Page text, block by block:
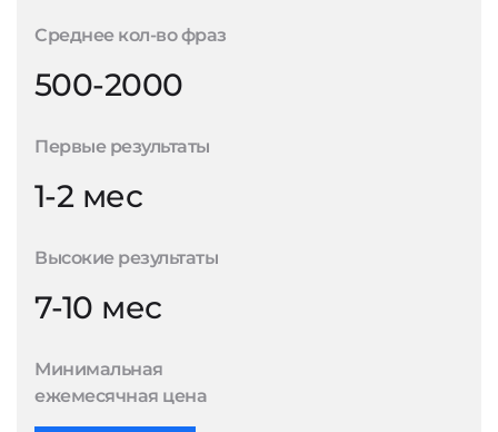
Среднее кол-во фраз
500-2000
Первые результаты
1-2 мес
Высокие результаты
7-10 мес
Минимальная
ежемесячная цена